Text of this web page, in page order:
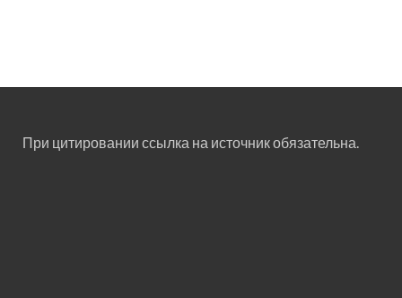
При цитировании ссылка на источник обязательна.